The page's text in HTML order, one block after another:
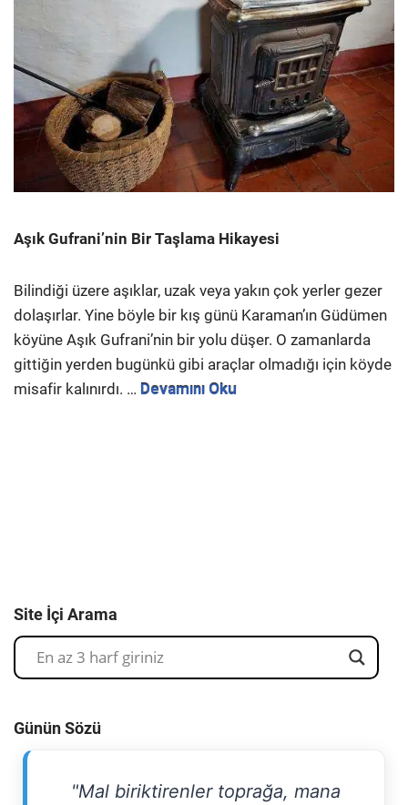
Aşık Gufrani’nin Bir Taşlama Hikayesi
Bilindiği üzere aşıklar, uzak veya yakın çok yerler gezer
dolaşırlar. Yine böyle bir kış günü Karaman’ın Güdümen
köyüne Aşık Gufrani’nin bir yolu düşer. O zamanlarda
gittiğin yerden bugünkü gibi araçlar olmadığı için köyde
misafir kalınırdı. … Devamını Oku
Site İçi Arama
Günün Sözü
"Mal biriktirenler toprağa, mana